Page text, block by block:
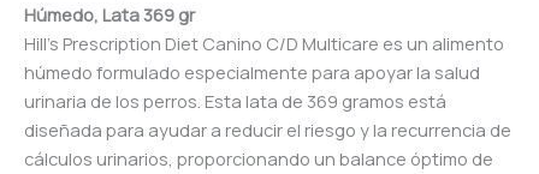
Húmedo, Lata 369 gr
Hill’s Prescription Diet Canino C/D Multicare es un alimento
húmedo formulado especialmente para apoyar la salud
urinaria de los perros. Esta lata de 369 gramos está
diseñada para ayudar a reducir el riesgo y la recurrencia de
cálculos urinarios, proporcionando un balance óptimo de